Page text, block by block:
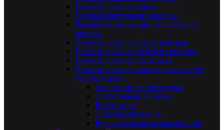
Проектирование офиса
Генплан коттеджного поселка
Разработка концепции коттеджного
поселка
Проектирование бизнес центров
Проектирование отелей и гостиниц
Проектирование баз отдыха
Проектирование инженерных систем
частного дома
Отопление частного дома
Слаботочные системы
Вентиляция
Электроснабжения
Водоснабжения и канализации